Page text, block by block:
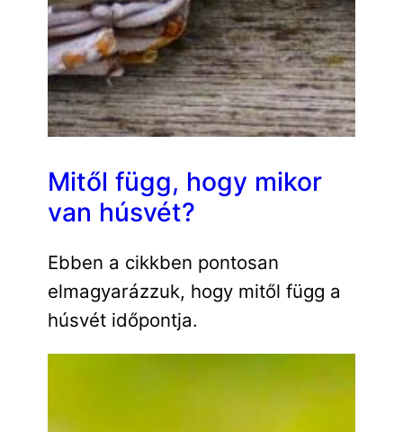
Mitől függ, hogy mikor
van húsvét?
Ebben a cikkben pontosan
elmagyarázzuk, hogy mitől függ a
húsvét időpontja.